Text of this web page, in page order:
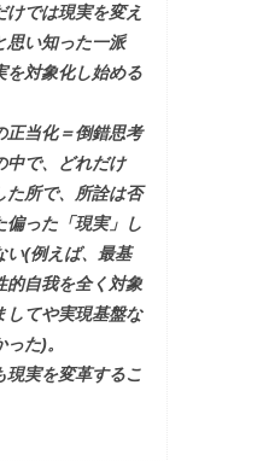
けでは現実を変え
思い知った一派
を対象化し始める
正当化＝倒錯思考
中で、どれだけ
た所で、所詮は否
偏った「現実」し
い(例えば、最基
自我を全く対象
してや実現基盤な
た)。
現実を変革するこ